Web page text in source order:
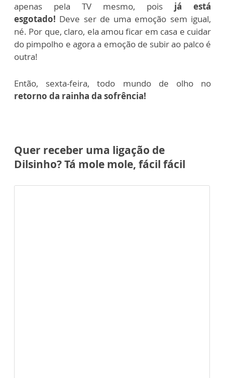
apenas pela TV mesmo, pois já está
esgotado! Deve ser de uma emoção sem igual,
né. Por que, claro, ela amou ficar em casa e cuidar
do pimpolho e agora a emoção de subir ao palco é
outra!
Então, sexta-feira, todo mundo de olho no
retorno da rainha da sofrência!
Quer receber uma ligação de
Dilsinho? Tá mole mole, fácil fácil